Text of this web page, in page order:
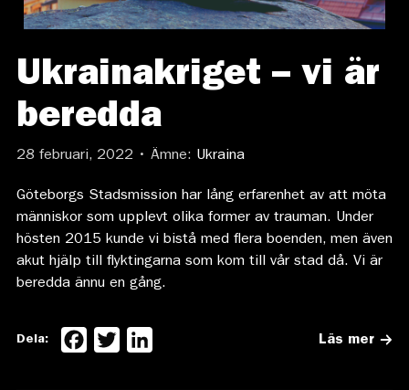
Ukrainakriget – vi är
beredda
28 februari, 2022 • Ämne: Ukraina
Göteborgs Stadsmission har lång erfarenhet av att möta
människor som upplevt olika former av trauman. Under
hösten 2015 kunde vi bistå med flera boenden, men även
akut hjälp till flyktingarna som kom till vår stad då. Vi är
beredda ännu en gång.
Läs mer
Dela: Facebook
Twitter